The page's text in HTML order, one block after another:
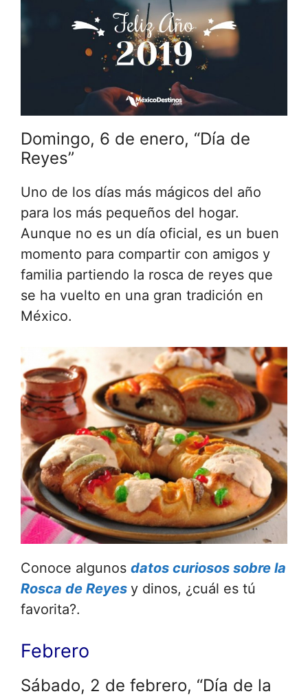
Domingo, 6 de enero, “Día de
Reyes”
Uno de los días más mágicos del año
para los más pequeños del hogar.
Aunque no es un día oficial, es un buen
momento para compartir con amigos y
familia partiendo la rosca de reyes que
se ha vuelto en una gran tradición en
México.
Conoce algunos datos curiosos sobre la
Rosca de Reyes y dinos, ¿cuál es tú
favorita?.
Febrero
Sábado, 2 de febrero, “Día de la